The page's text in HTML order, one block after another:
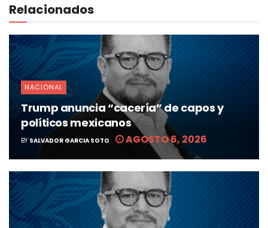
Relacionados
NACIONAL
Trump anuncia “cacería” de capos y
políticos mexicanos
BY SALVADOR GARCIA SOTO AGOSTO 6, 2026